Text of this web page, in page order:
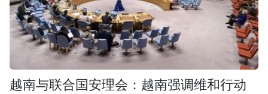
越南与联合国安理会：越南强调维和行动